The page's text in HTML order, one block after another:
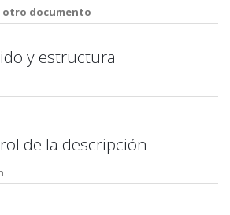
otro documento
y estructura
de la descripción